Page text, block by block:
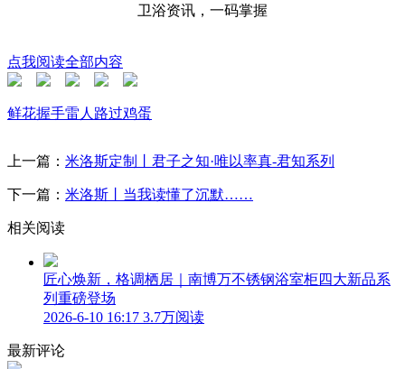
卫浴资讯，一码掌握
点我阅读全部内容
鲜花握手雷人 路过鸡蛋
上一篇： 米洛斯定制丨君子之知·唯以率真-君知系列
下一篇： 米洛斯丨当我读懂了沉默……
相关阅读
匠心焕新，格调栖居｜南博万不锈钢浴室柜四大新品系
列重磅登场
2026-6-10 16:17 3.7万阅读
最新评论